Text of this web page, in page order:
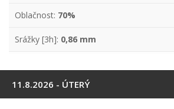
Oblačnost: 70%
Srážky [3h]: 0,86 mm
11.8.2026 - ÚTERÝ